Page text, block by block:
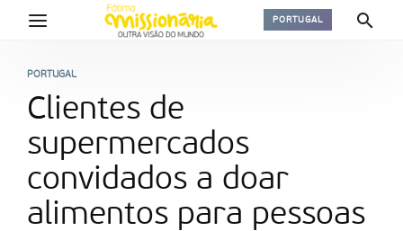
PORTUGAL
PORTUGAL
Clientes de
supermercados
convidados a doar
alimentos para pessoas